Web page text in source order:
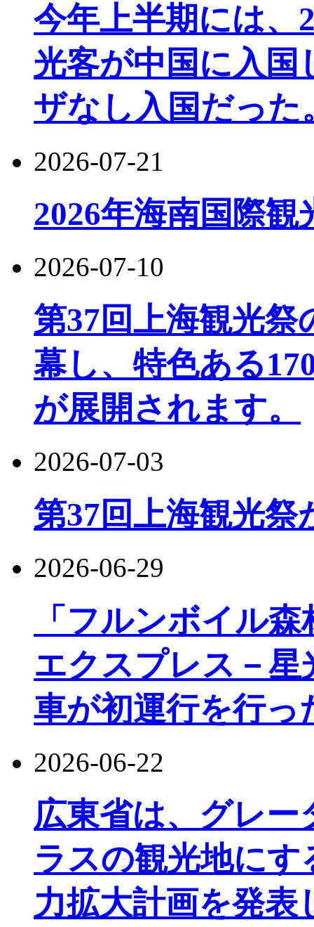
今年上半期には、
光客が中国に入国
ザなし入国だった
2026-07-21
2026年海南国際
2026-07-10
第37回上海観光
幕し、特色ある
が展開されます。
2026-07-03
第37回上海観光祭
2026-06-29
「フルンボイル
エクスプレス－星
車が初運行を行っ
2026-06-22
広東省は、グレ
ラスの観光地に
力拡大計画を発表